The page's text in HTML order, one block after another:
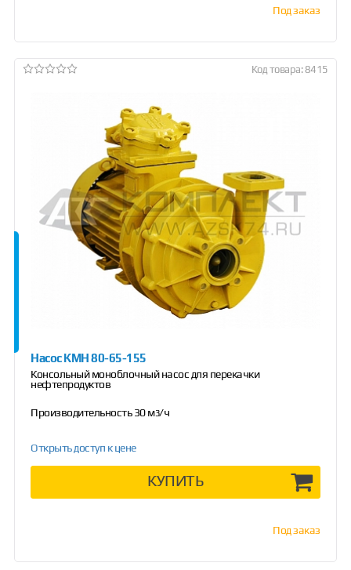
Под заказ
Код товара: 8415
Насос КМН 80-65-155
Консольный моноблочный насос для перекачки
нефтепродуктов
Производительность 30 м3/ч
Открыть доступ к цене
КУПИТЬ
Под заказ